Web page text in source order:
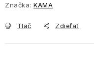
Značka: KAMA
Tlač Zdieľať